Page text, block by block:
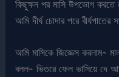
কিছুক্ষন পর মাসি উপভোগ
আমি দীর্ঘ চোদার পরে
আমি মাসিকে জিজ্ঞেস করলাম-
বলল- ভিতরে ফেল ভাসিয়ে দে